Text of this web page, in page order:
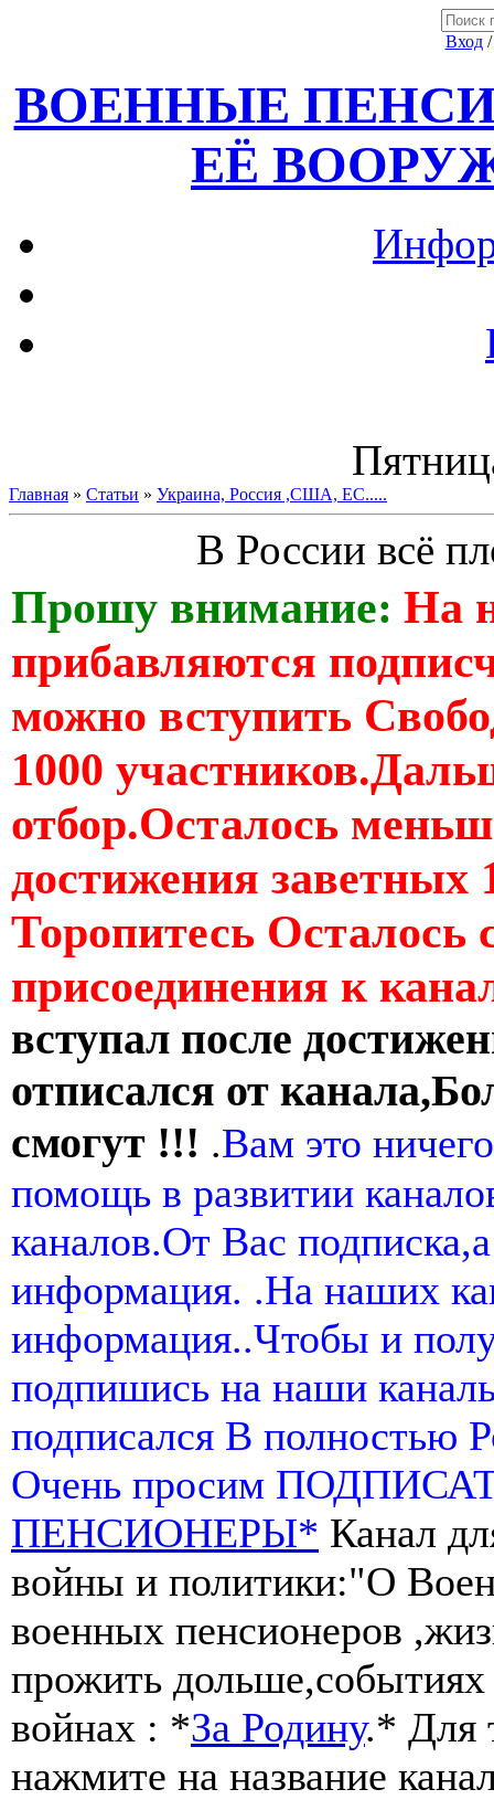
Вход
ВОЕННЫЕ
ЕЁ
Главная » Статьи » Украина, Россия ,США, ЕС.....
В России всё
Прошу внимание: На
прибавляются
можно вступить
1000
отбор.Осталось
достижения заветных
Торопитесь Осталось
присоединения к
вступал после
отписался от
смогут !!! .Вам это
помощь в развитии
каналов.От Вас
информация. .На наших
информация..Чтобы и
подпишись на наши
подписался В полностью
Очень просим
ПЕНСИОНЕРЫ* Канал
войны и политики:"О
военных пенсионеров
прожить
войнах : *За Родину.* Для
нажмите на название